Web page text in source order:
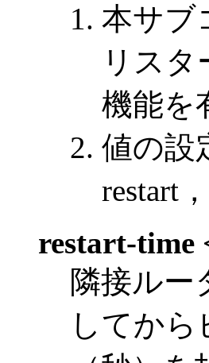
本サブ
リス
機能を
値の設
restart
restart-time
隣接ルー
してか